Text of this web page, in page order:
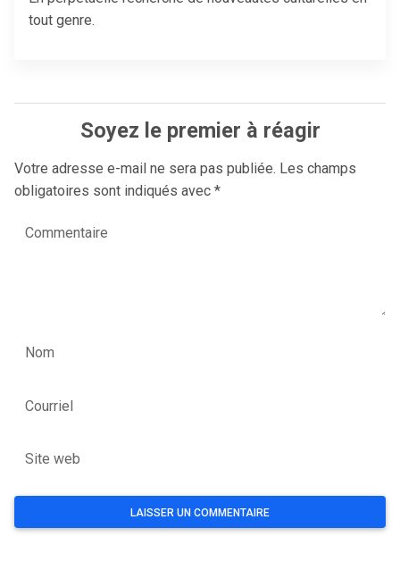
tout genre.
Soyez le premier à réagir
Votre adresse e-mail ne sera pas publiée. Les champs
obligatoires sont indiqués avec *
Commentaire
Nom
Courriel
Site web